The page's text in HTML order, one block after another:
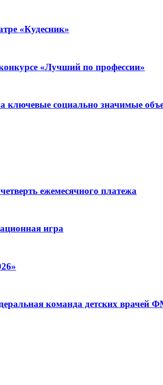
«Кудесник»
«Лучший по профессии»
ключевые социально значимые
ежемесячного платежа
игра
команда детских врачей